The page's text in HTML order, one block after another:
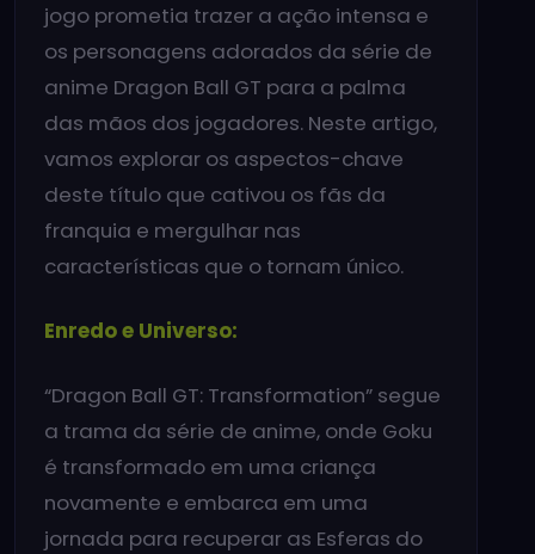
jogo prometia trazer a ação intensa e
os personagens adorados da série de
anime Dragon Ball GT para a palma
das mãos dos jogadores. Neste artigo,
vamos explorar os aspectos-chave
deste título que cativou os fãs da
franquia e mergulhar nas
características que o tornam único.
Enredo e Universo:
“Dragon Ball GT: Transformation” segue
a trama da série de anime, onde Goku
é transformado em uma criança
novamente e embarca em uma
jornada para recuperar as Esferas do